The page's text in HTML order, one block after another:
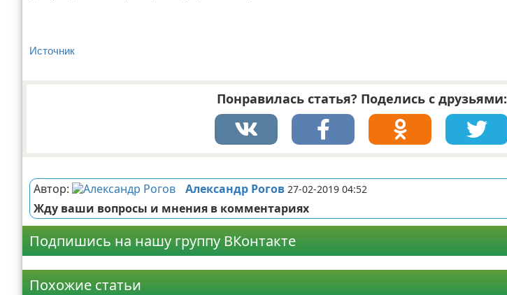
Источник
Понравилась статья? Поделись с друзьями:
Автор: Александр Рогов 27-02-2019 04:52
Жду ваши вопросы и мнения в комментариях
Подпишись на нашу группу ВКонтакте
Похожие статьи